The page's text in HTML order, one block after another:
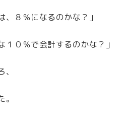
、８％になるのかな？」
１０％で会計するのかな？」